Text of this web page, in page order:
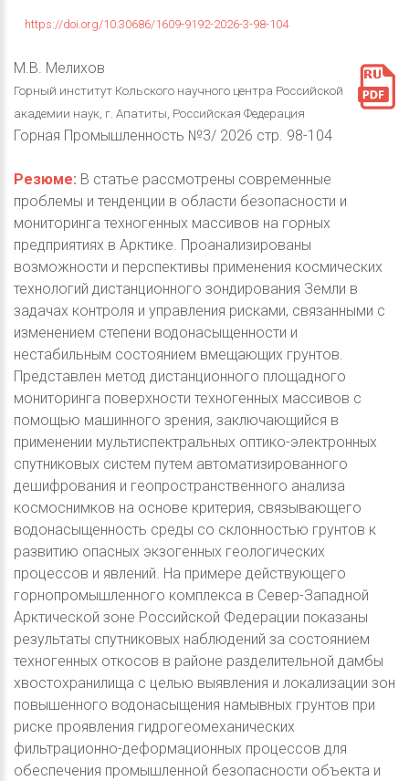
https://doi.org/10.30686/1609-9192-2026-3-98-104
М.В. Мелихов
Горный институт Кольского научного центра Российской
академии наук, г. Апатиты, Российская Федерация
Горная Промышленность №3/ 2026 стр. 98-104
Резюме: В статье рассмотрены современные
проблемы и тенденции в области безопасности и
мониторинга техногенных массивов на горных
предприятиях в Арктике. Проанализированы
возможности и перспективы применения космических
технологий дистанционного зондирования Земли в
задачах контроля и управления рисками, связанными с
изменением степени водонасыщенности и
нестабильным состоянием вмещающих грунтов.
Представлен метод дистанционного площадного
мониторинга поверхности техногенных массивов с
помощью машинного зрения, заключающийся в
применении мультиспектральных оптико-электронных
спутниковых систем путем автоматизированного
дешифрования и геопространственного анализа
космоснимков на основе критерия, связывающего
водонасыщенность среды со склонностью грунтов к
развитию опасных экзогенных геологических
процессов и явлений. На примере действующего
горнопромышленного комплекса в Север-Западной
Арктической зоне Российской Федерации показаны
результаты спутниковых наблюдений за состоянием
техногенных откосов в районе разделительной дамбы
хвостохранилища с целью выявления и локализации зон
повышенного водонасыщения намывных грунтов при
риске проявления гидрогеомеханических
фильтрационно-деформационных процессов для
обеспечения промышленной безопасности объекта и